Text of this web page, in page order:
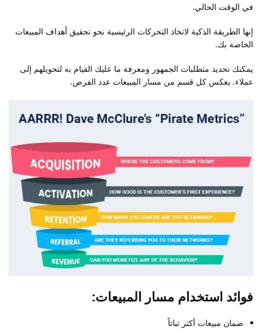
في الوقت الحالي.
إنها الطريقة الذكية لاتخاذ التحركات الرئيسية نحو تحقيق أهداف المبيعات
الخاصة بك.
يمكنك تحديد متطلبات الجمهور ومعرفة ما عليك القيام به لتحويلهم إلى
عملاء. يعكس كل قسم من مسار المبيعات عدد الفرص.
فوائد استخدام مسار المبيعات:
ضمان مبيعات أكثر ثباتاً